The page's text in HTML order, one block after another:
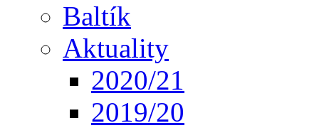
Baltík
Aktuality
2020/21
2019/20